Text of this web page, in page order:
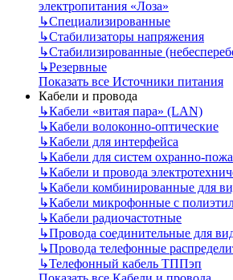
электропитания «Лоза»
↳Специализированные
↳Стабилизаторы напряжения
↳Стабилизированные
↳Резервные
Показать все Источники питания
Кабели и провода
↳Кабели «витая пара» (LAN)
↳Кабели волоконно-оптические
↳Кабели для интерфейса
↳Кабели для систем охранно-
↳Кабели и провода
↳Кабели комбинированные для
↳Кабели микрофонные с
↳Кабели радиочастотные
↳Провода соединительные для
↳Провода телефонные
↳Телефонный кабель ТППэп